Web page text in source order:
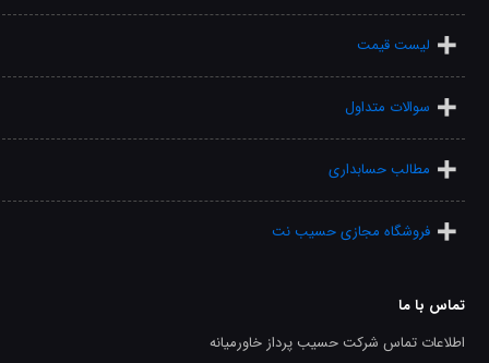
لیست قیمت
سوالات متداول
مطالب حسابداری
فروشگاه مجازی حسیب نت
تماس با ما
اطلاعات تماس شرکت حسیب پرداز خاورمیانه